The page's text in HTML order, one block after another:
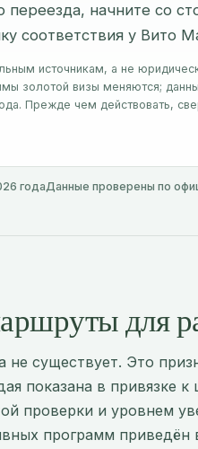
переезда, начните со
соответствия у Вито
источникам, а не
золотой визы меняются;
Прежде чем действовать,
годаДанные проверены по
для
не существует. Это
показана в привязке
проверки и уровнем
программ